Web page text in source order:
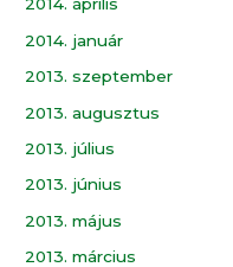
2014. április
2014. január
2013. szeptember
2013. augusztus
2013. július
2013. június
2013. május
2013. március